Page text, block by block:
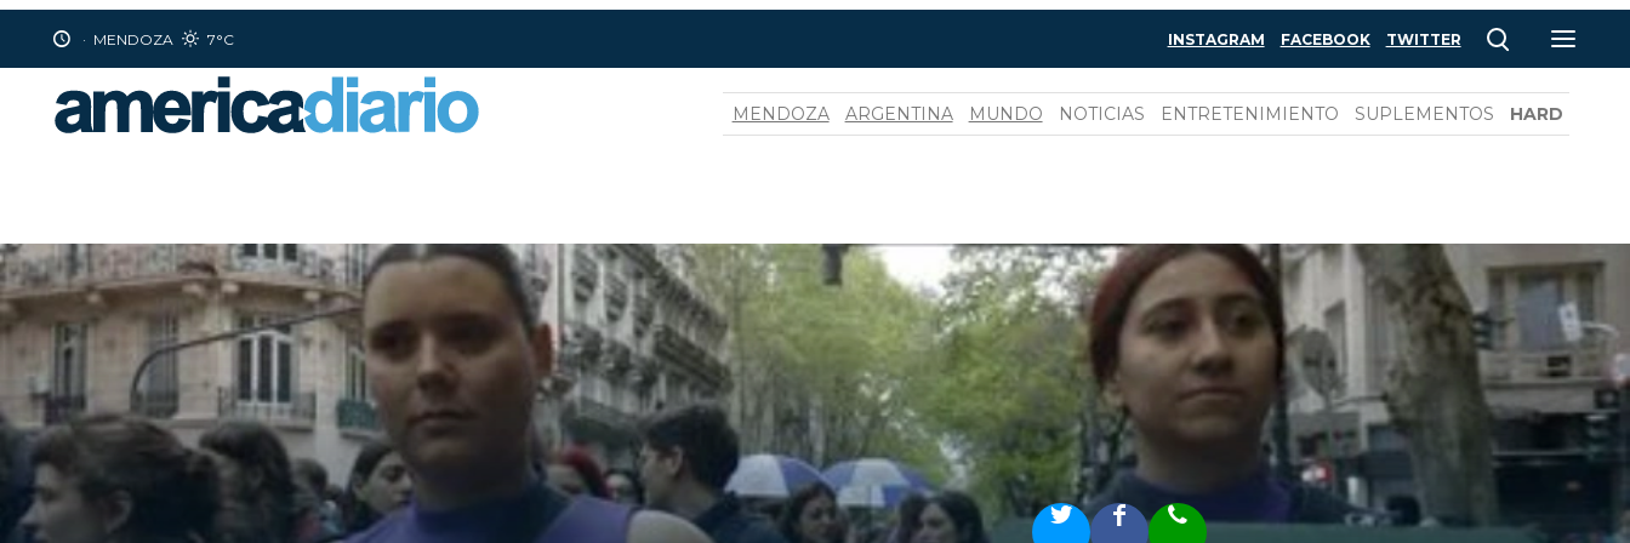
· MENDOZA 7°C INSTAGRAM FACEBOOK TWITTER
MENDOZA ARGENTINA MUNDO NOTICIAS ENTRETENIMIENTO SUPLEMENTOS HARD